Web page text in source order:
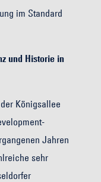
im Standard
und Historie in
Königsallee
Jahren
sehr